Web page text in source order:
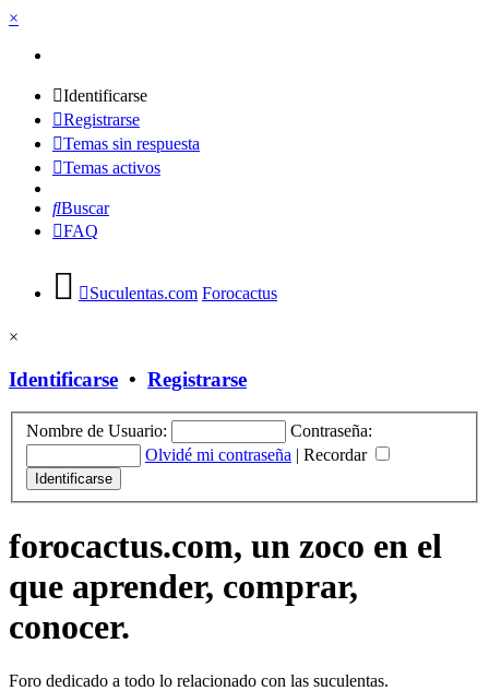
×
Identificarse
Registrarse
Temas sin respuesta
Temas activos
Buscar
FAQ
Suculentas.com Forocactus
×
Identificarse • Registrarse
Nombre de Usuario:
Contraseña:
Olvidé mi contraseña | Recordar
forocactus.com, un zoco en el
que aprender, comprar,
conocer.
Foro dedicado a todo lo relacionado con las suculentas.